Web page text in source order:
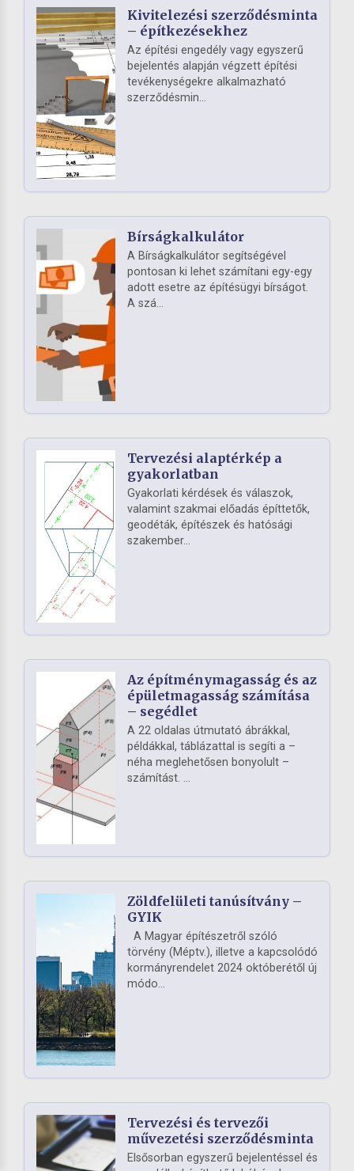
Kivitelezési szerződésminta
– építkezésekhez
Az építési engedély vagy egyszerű
bejelentés alapján végzett építési
tevékenységekre alkalmazható
szerződésmin...
Bírságkalkulátor
A Bírságkalkulátor segítségével
pontosan ki lehet számítani egy-egy
adott esetre az építésügyi bírságot.
A szá...
Tervezési alaptérkép a
gyakorlatban
Gyakorlati kérdések és válaszok,
valamint szakmai előadás építtetők,
geodéták, építészek és hatósági
szakember...
Az építménymagasság és az
épületmagasság számítása
– segédlet
A 22 oldalas útmutató ábrákkal,
példákkal, táblázattal is segíti a –
néha meglehetősen bonyolult –
számítást. ...
Zöldfelületi tanúsítvány –
GYIK
A Magyar építészetről szóló
törvény (Méptv.), illetve a kapcsolódó
kormányrendelet 2024 októberétől új
módo...
Tervezési és tervezői
művezetési szerződésminta
Elsősorban egyszerű bejelentéssel és